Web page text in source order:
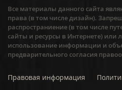
Все материалы данного сайта
права (в том числе дизайн).
распространиение (в том числе
сайты и ресурсы в Интернете) или
использование информации и
предварительного согласия
Правовая информация